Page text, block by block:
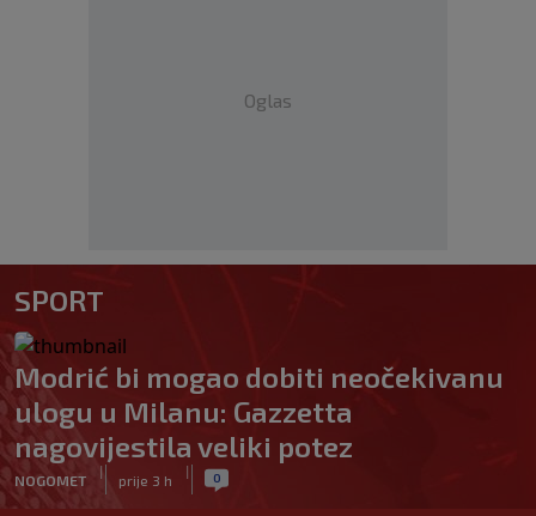
Oglas
SPORT
Modrić bi mogao dobiti neočekivanu
ulogu u Milanu: Gazzetta
nagovijestila veliki potez
NOGOMET
|
prije 3 h
| 0